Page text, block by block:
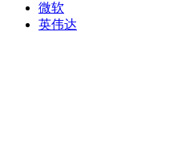
微软
英伟达